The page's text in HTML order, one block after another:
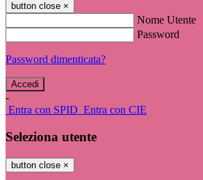
button close ×
Nome Utente
Password
Password dimenticata?
-
Entra con SPID Entra con CIE
Seleziona utente
button close ×